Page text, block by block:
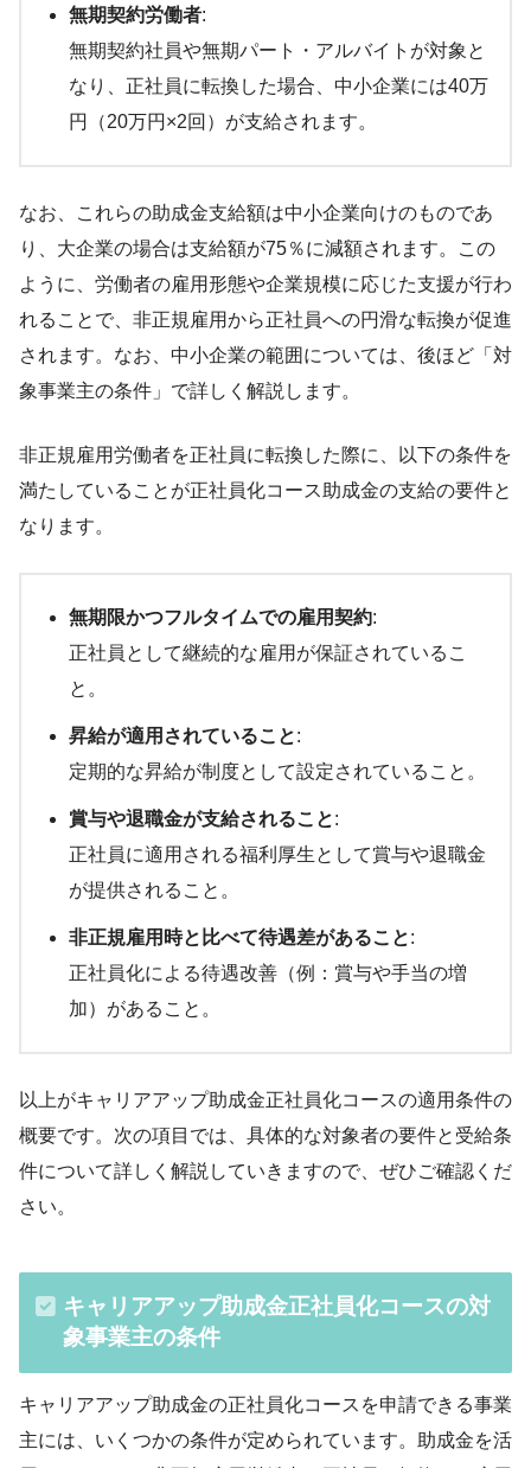
無期契約労働者:
無期契約社員や無期パート・アルバイトが対象と
なり、正社員に転換した場合、中小企業には40万
円（20万円×2回）が支給されます。
なお、これらの助成金支給額は中小企業向けのものであ
り、大企業の場合は支給額が75％に減額されます。この
ように、労働者の雇用形態や企業規模に応じた支援が行わ
れることで、非正規雇用から正社員への円滑な転換が促進
されます。なお、中小企業の範囲については、後ほど「対
象事業主の条件」で詳しく解説します。
非正規雇用労働者を正社員に転換した際に、以下の条件を
満たしていることが正社員化コース助成金の支給の要件と
なります。
無期限かつフルタイムでの雇用契約:
正社員として継続的な雇用が保証されているこ
と。
昇給が適用されていること:
定期的な昇給が制度として設定されていること。
賞与や退職金が支給されること:
正社員に適用される福利厚生として賞与や退職金
が提供されること。
非正規雇用時と比べて待遇差があること:
正社員化による待遇改善（例：賞与や手当の増
加）があること。
以上がキャリアアップ助成金正社員化コースの適用条件の
概要です。次の項目では、具体的な対象者の要件と受給条
件について詳しく解説していきますので、ぜひご確認くだ
さい。
キャリアアップ助成金正社員化コースの対
象事業主の条件
キャリアアップ助成金の正社員化コースを申請できる事業
主には、いくつかの条件が定められています。助成金を活